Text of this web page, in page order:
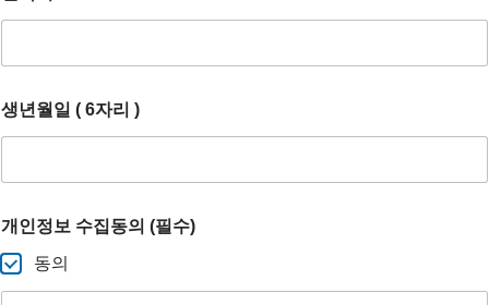
월
(
생년월일 ( 6자리 )
개인정보 수집동의 (필수)
동의